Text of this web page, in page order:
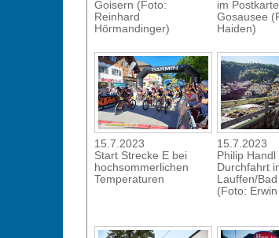
Goisern (Foto:
Reinhard
Hörmandinger)
im
Gosausee
Haiden)
15.7.2023
Start Strecke E bei
hochsommerlichen
Temperaturen
15.7.2023
Philip
Durchfahrt
Lauffen/Bad
(Foto: